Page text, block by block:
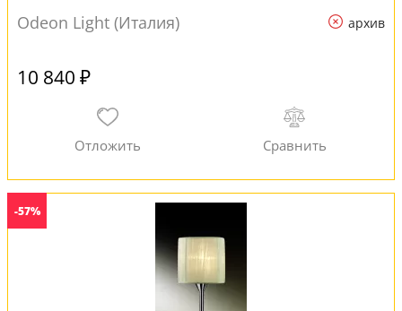
Odeon Light (Италия)
архив
10 840 ₽
-57%